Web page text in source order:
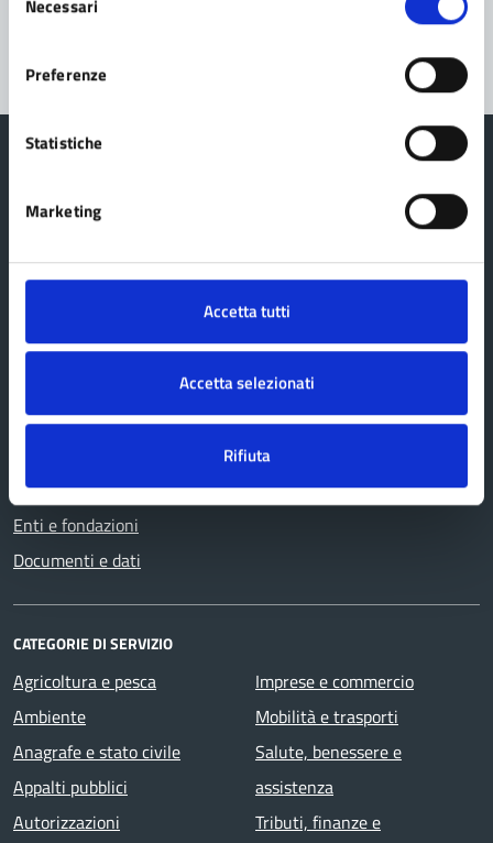
delNecessari
Preferenze
Statistiche
Marketing
Accetta tutti
Accetta selezionati
Rifiuta
Segnala disservizio
Organi di governo
Politici
Personale amministrativo
Enti e fondazioni
Documenti e dati
CATEGORIE DI SERVIZIO
Agricoltura e pesca
Ambiente
Anagrafe e stato civile
Appalti pubblici
Autorizzazioni
Imprese e commercio
Mobilità e trasporti
Salute, benessere e
assistenza
Tributi, finanze e